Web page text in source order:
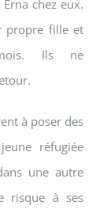
chez eux.
propre fille et
mois. Ils ne
à poser des
réfugiée
une autre
risque à ses